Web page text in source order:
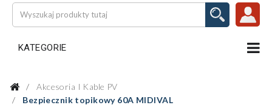
KATEGORIE
Akcesoria I Kable PV
Bezpiecznik topikowy 60A MIDIVAL